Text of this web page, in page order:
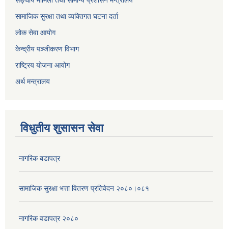
सामाजिक सुरक्षा तथा व्यक्तिगत घटना दर्ता
लोक सेवा आयोग
केन्द्रीय पञ्जीकरण विभाग
राष्ट्रिय योजना आयोग
अर्थ मन्त्रालय
विधुतीय शुसासन सेवा
नागरिक बडापत्र
सामाजिक सुरक्षा भत्ता वितरण प्रतिवेदन २०८०।०८१
नागरिक वडापत्र २०८०